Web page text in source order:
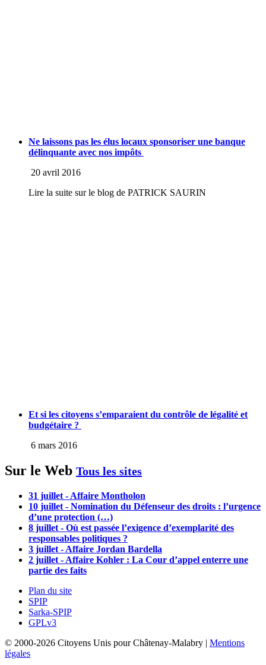
Ne laissons pas les élus locaux sponsoriser une banque
délinquante avec nos impôts
20 avril 2016
Lire la suite sur le blog de PATRICK SAURIN
Et si les citoyens s’emparaient du contrôle de légalité et
budgétaire ?
6 mars 2016
Sur le Web Tous les sites
31 juillet - Affaire Montholon
10 juillet - Nomination du Défenseur des droits : l’urgence
d’une protection (…)
8 juillet - Où est passée l’exigence d’exemplarité des
responsables politiques ?
3 juillet - Affaire Jordan Bardella
2 juillet - Affaire Kohler : La Cour d’appel enterre une
partie des faits
Plan du site
SPIP
Sarka-SPIP
GPLv3
© 2000-2026 Citoyens Unis pour Châtenay-Malabry | Mentions
légales